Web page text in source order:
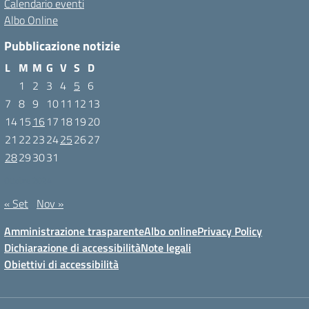
Calendario eventi
Albo Online
Pubblicazione notizie
L M M G V S D
1
2 3 4 5 6
7 8 9 1011 12 13
1415 1617 181920
21 222324252627
28293031
« Set Nov »
Amministrazione trasparenteAlbo onlinePrivacy Policy
Dichiarazione di accessibilitàNote legali
Obiettivi di accessibilità